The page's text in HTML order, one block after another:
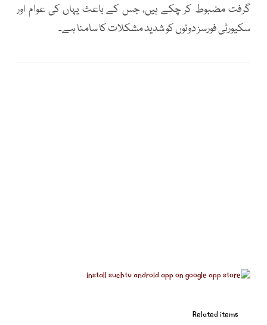
گرفت مضبوط کر چکے ہیں، جس کے باعث یہاں کی عوام اور
سکیورٹی فورسز دونوں کو شدید مشکلات کا سامنا ہے۔
Related items